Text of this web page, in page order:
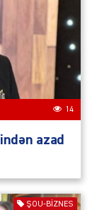
14
azad
ŞOU-BIZNES